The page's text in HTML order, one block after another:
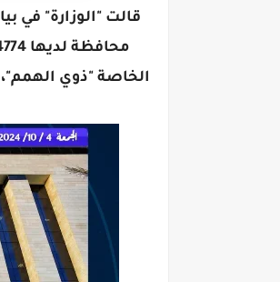
الخاصة "ذوي الهمم"،